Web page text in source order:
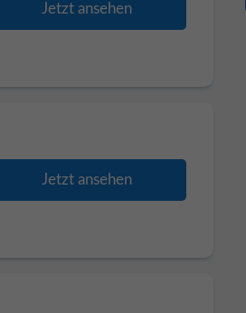
Jetzt ansehen
Jetzt ansehen